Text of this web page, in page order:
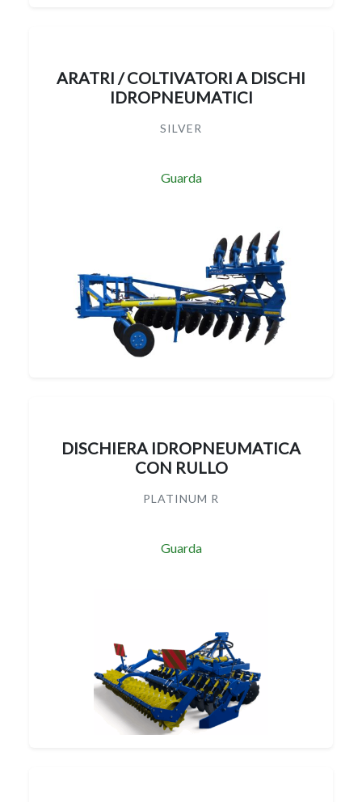
ARATRI / COLTIVATORI A DISCHI
IDROPNEUMATICI
SILVER
Guarda
DISCHIERA IDROPNEUMATICA
CON RULLO
PLATINUM R
Guarda